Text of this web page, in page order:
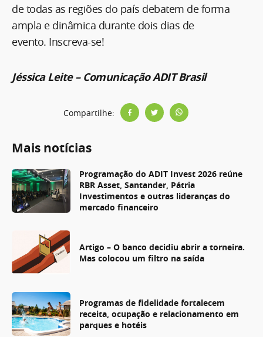
de todas as regiões do país debatem de forma
ampla e dinâmica durante dois dias de
evento. Inscreva-se!
Jéssica Leite – Comunicação ADIT Brasil
Compartilhe:
Mais notícias
Programação do ADIT Invest 2026 reúne
RBR Asset, Santander, Pátria
Investimentos e outras lideranças do
mercado financeiro
Artigo – O banco decidiu abrir a torneira.
Mas colocou um filtro na saída
Programas de fidelidade fortalecem
receita, ocupação e relacionamento em
parques e hotéis